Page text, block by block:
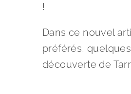
!
Dans ce nouvel
préférés,
découverte de